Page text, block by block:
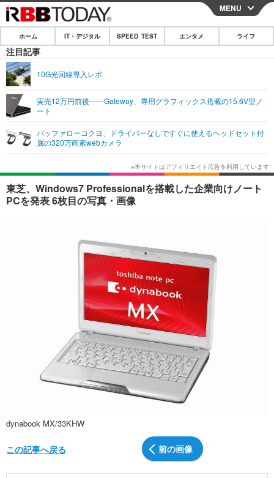
CLOSE
ホーム
IT・デジタル
ショッピング その他
SPEED TEST
エンタメ
エンタメTOP
韓国・芸能
音楽 スポーツ
ショッピング
ライフ
ライフTOP グルメ
ペット ショッピング
リリース一覧
プッシュ通知の停止方法
MENU
ホーム IT・デジタル SPEED TEST エンタメ ライフ
注目記事
10G光回線導入レポ
実売12万円前後——Gateway、専用グラフィックス搭載の15.6V型ノ
ート
バッファローコクヨ、ドライバーなしですぐに使えるヘッドセット付
属の320万画素webカメラ
東芝、Windows7 Professionalを搭載した企業向けノート
PCを発表 6枚目の写真・画像
dynabook MX/33KHW
前の画像
この記事へ戻る